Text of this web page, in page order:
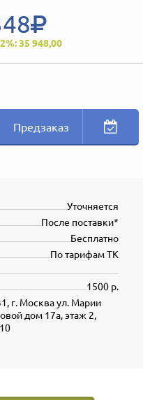
35 948,00
Предзаказ
Уточняется
После поставки*
Бесплатно
По тарифам ТК
1500 р.
г. Москва ул. Марии
дом 17а, этаж 2,